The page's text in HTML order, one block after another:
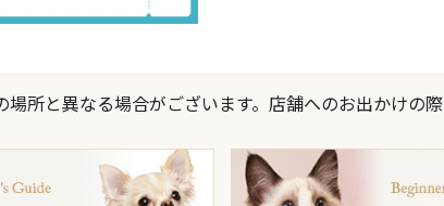
所と異なる場合がございます。店舗へのお出かけの